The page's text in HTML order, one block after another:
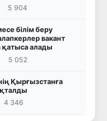
5 904
білім беру
вакант
қатыса алады
5 052
Қырғызстанға
4 346